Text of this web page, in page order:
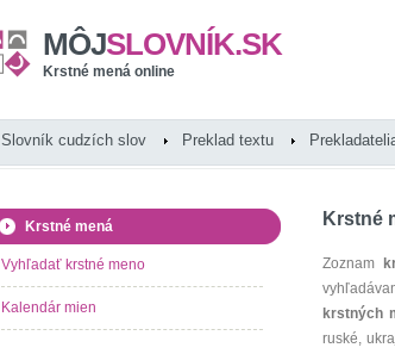
MÔJSLOVNÍK.SK
Krstné mená online
Slovník cudzích slov Preklad textu
Krstné
Zoznam
krstných
ruské,
Krstné mená
Vyhľadať krstné meno
Kalendár mien